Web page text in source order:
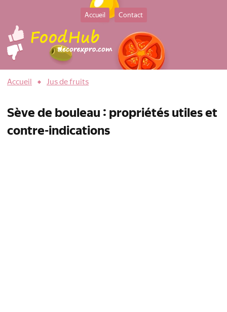
Accueil Contact
Accueil Jus de fruits
Sève de bouleau : propriétés utiles et
contre-indications